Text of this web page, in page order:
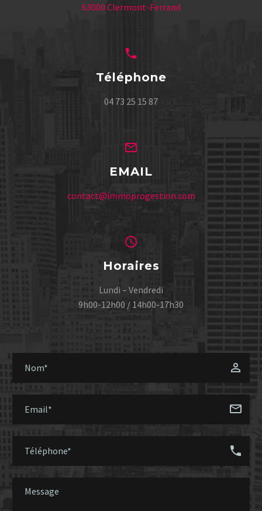
63000 Clermont-Ferrand
Téléphone
04 73 25 15 87
EMAIL
contact@immoprogestion.com
Horaires
Lundi – Vendredi
9h00-12h00 / 14h00-17h30